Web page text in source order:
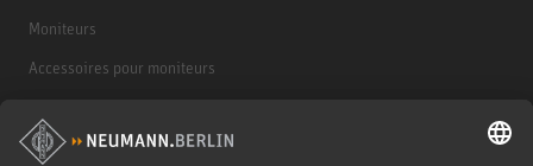
Moniteurs
Accessoires pour moniteurs
Produits historiques